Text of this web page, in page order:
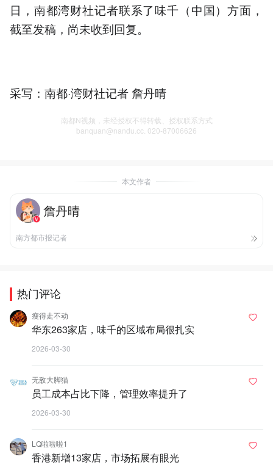
日，南都湾财社记者联系了味千（中国）方面，
截至发稿，尚未收到回复。
采写：南都·湾财社记者 詹丹晴
南都N视频，未经授权不得转载、授权联系方式
banquan@nandu.cc. 020-87006626
本文作者
詹丹晴
南方都市报记者
热门评论
瘦得走不动
华东263家店，味千的区域布局很扎实
2026-03-30
无敌大脚猫
员工成本占比下降，管理效率提升了
2026-03-30
LQ啦啦啦1
香港新增13家店，市场拓展有眼光